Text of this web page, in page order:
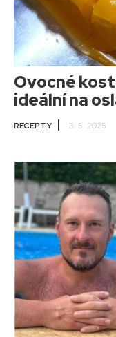
Ovocné
ideální na
RECEPTY 13. 5. 2025